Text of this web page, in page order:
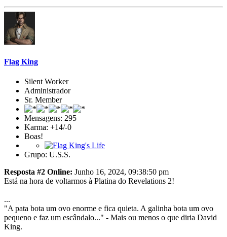
Flag King
Silent Worker
Administrador
Sr. Member
Mensagens: 295
Karma: +14/-0
Boas!
Grupo: U.S.S.
Resposta #2 Online: Junho 16, 2024, 09:38:50 pm
Está na hora de voltarmos à Platina do Revelations 2!
...
"A pata bota um ovo enorme e fica quieta. A galinha bota um ovo
pequeno e faz um escândalo..." - Mais ou menos o que diria David
King.